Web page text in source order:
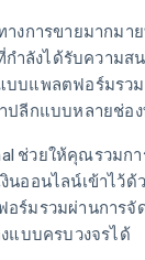
างการขายมากมา
ำลังได้รับความส
บบแพลตฟอร์มรว
ปลีกแบบหลายช่อง
ช่วยให้คุณรวมก
นออนไลน์เข้าไว้
ร์มรวมผ่านการจั
แบบครบวงจรได้